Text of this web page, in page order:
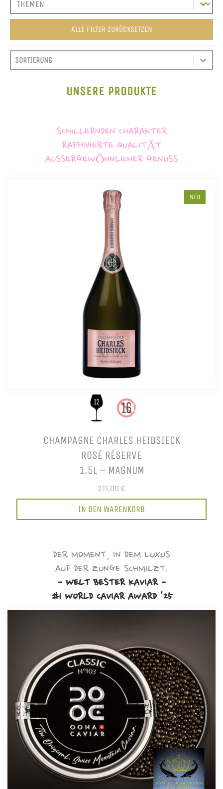
ALLE FILTER ZURÜCKSETZEN
SORTIEREN
SORT CONTENT
SORT CONTENT
UNSERE PRODUKTE
SCHILLERNDEN CHARAKTER
RAFFINIERTE QUALITÄT
AUSSERGEWÖHNLICHER GENUSS
NEU
CHAMPAGNE CHARLES HEIDSIECK
ROSÉ RÉSERVE
1.5L – MAGNUM
211,00 €
IN DEN WARENKORB
DER MOMENT, IN DEM LUXUS
AUF DER ZUNGE SCHMILZT.
- WELT BESTER KAVIAR -
#1 WORLD CAVIAR AWARD '25